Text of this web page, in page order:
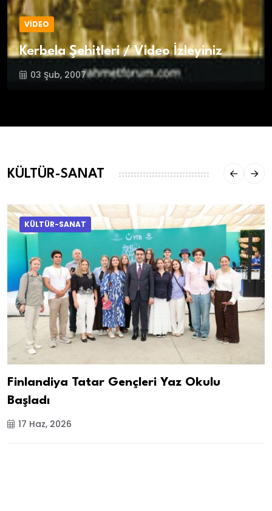
VİDEO
Kerbela Şehitleri / Video İzleyiniz
03 Şub, 2007
KÜLTÜR-SANAT
KÜLTÜR-SANAT
Finlandiya Tatar Gençleri Yaz Okulu
Başladı
17 Haz, 2026